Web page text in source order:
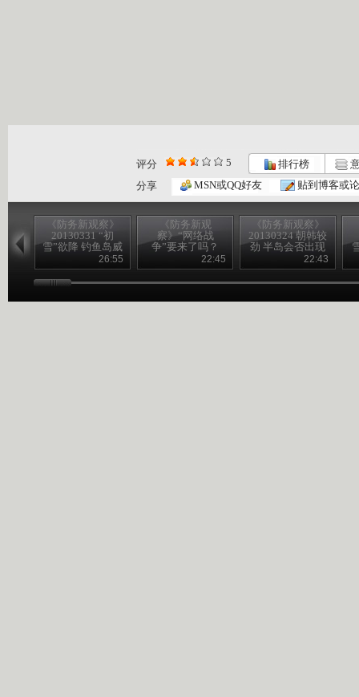
评分 5 排行榜
分享
MSN或QQ好友 贴到博客或
《防务新观察》
20130331 “初
雪”欲降 钓鱼岛威
胁升级？26:55
《防务新观
察》“网络战
争”要来了吗？
2013033022:45
《防务新观察》
20130324 朝韩较
劲 半岛会否出现
核对峙？22:43